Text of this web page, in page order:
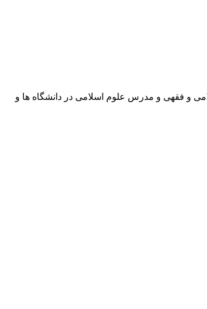
و فقهی و مدرس علوم اسلامی در دانشگاه ها و